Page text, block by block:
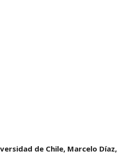
de Chile, Marcelo Díaz,